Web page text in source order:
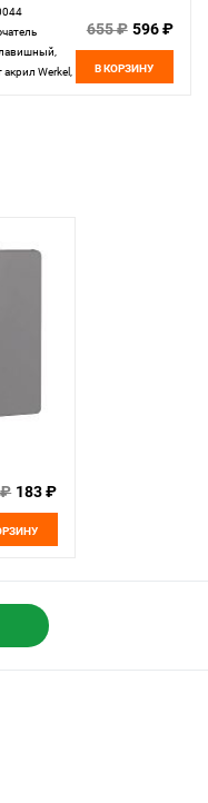
акрил Werkel,
655 ₽ 596 ₽
В КОРЗИНУ
183 ₽